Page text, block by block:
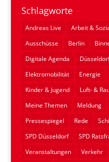
Schlagworte
Andreas Live Arbeit &
Ausschüsse
Berlin
Digitale Agenda
Elektromobilität
Energie
Kinder & Jugend
Luft- &
Meine Themen
Meldung
Pressespiegel
Rede
SPD Düsseldorf
SPD
Veranstaltungen
Verkehr